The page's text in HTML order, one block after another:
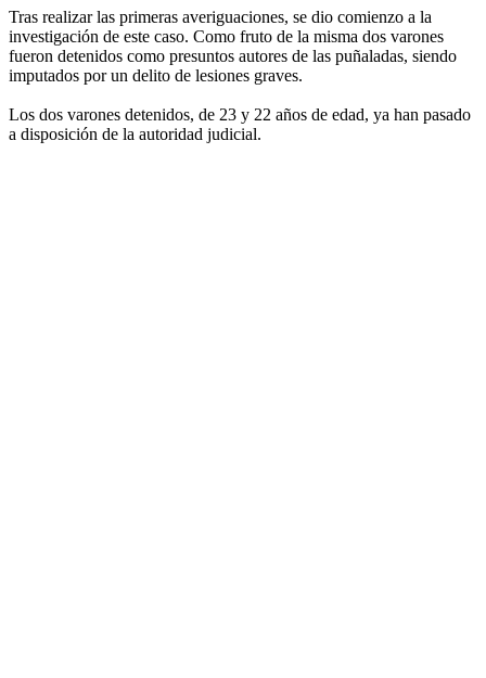
Tras realizar las primeras averiguaciones, se dio comienzo a la
investigación de este caso. Como fruto de la misma dos varones
fueron detenidos como presuntos autores de las puñaladas, siendo
imputados por un delito de lesiones graves.
Los dos varones detenidos, de 23 y 22 años de edad, ya han pasado
a disposición de la autoridad judicial.